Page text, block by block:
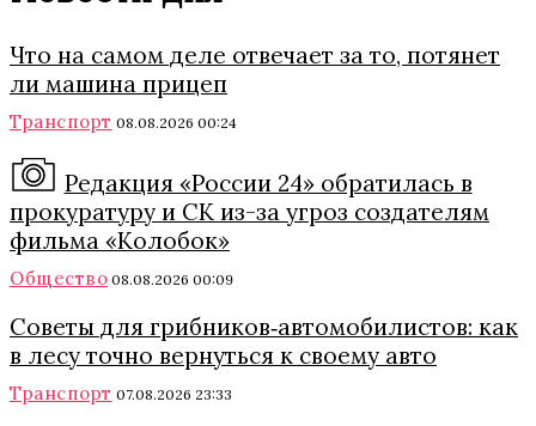
Что на самом деле отвечает за то, потянет
ли машина прицеп
Транспорт 08.08.2026 00:24
Редакция «России 24» обратилась в
прокуратуру и СК из-за угроз создателям
фильма «Колобок»
Общество 08.08.2026 00:09
Советы для грибников‑автомобилистов: как
в лесу точно вернуться к своему авто
Транспорт 07.08.2026 23:33